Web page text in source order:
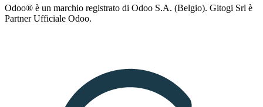
Odoo® è un marchio registrato di Odoo S.A. (Belgio). Gitogi Srl è
Partner Ufficiale Odoo.